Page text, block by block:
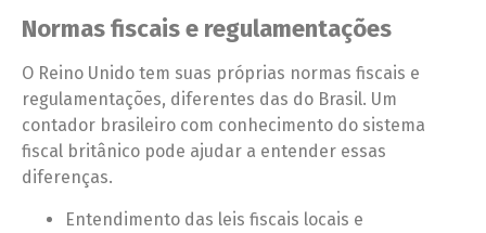
Normas fiscais e regulamentações
O Reino Unido tem suas próprias normas fiscais e
regulamentações, diferentes das do Brasil. Um
contador brasileiro com conhecimento do sistema
fiscal britânico pode ajudar a entender essas
diferenças.
Entendimento das leis fiscais locais e